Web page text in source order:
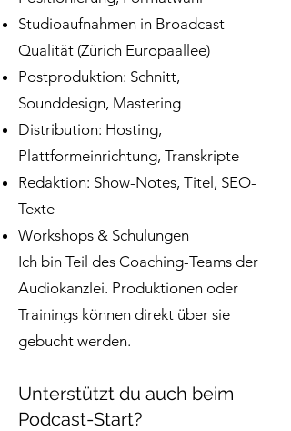
Studioaufnahmen in Broadcast-
Qualität (Zürich Europaallee)
Postproduktion: Schnitt,
Sounddesign, Mastering
Distribution: Hosting,
Plattformeinrichtung, Transkripte
Redaktion: Show-Notes, Titel, SEO-
Texte
Workshops & Schulungen
Ich bin Teil des Coaching-Teams der
Audiokanzlei. Produktionen oder
Trainings können direkt über sie
gebucht werden.
Unterstützt du auch beim
Podcast-Start?